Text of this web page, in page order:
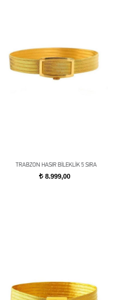
TRABZON HASIR BİLEKLİK 5 SIRA
t 8.999,00